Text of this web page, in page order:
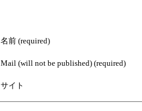
名前 (required)
Mail (will not be published) (required)
サイト